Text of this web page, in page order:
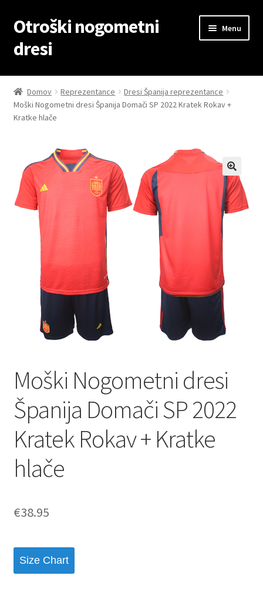
Skip
to
navigation
Skip
to
content
Otroški nogometni
dresi
Menu
Domov
Blog
Košarica
Moj račun
Trgovina
Zaključek nakupa
Domov Reprezentance
Dresi Španija reprezentance
Moški Nogometni dresi Španija Domači SP 2022 Kratek Rokav +
Kratke hlače
Moški Nogometni dresi
Španija Domači SP 2022
Kratek Rokav + Kratke
hlače
€38.95
Size Chart